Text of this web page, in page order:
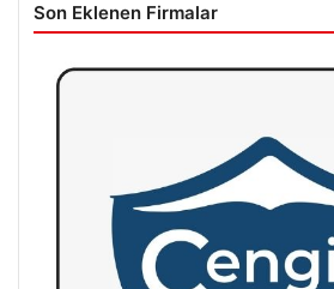
Son Eklenen Firmalar